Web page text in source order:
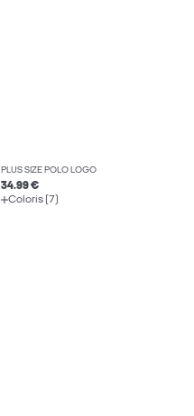
PLUS SIZE POLO LOGO
34.99 €
Coloris (7)